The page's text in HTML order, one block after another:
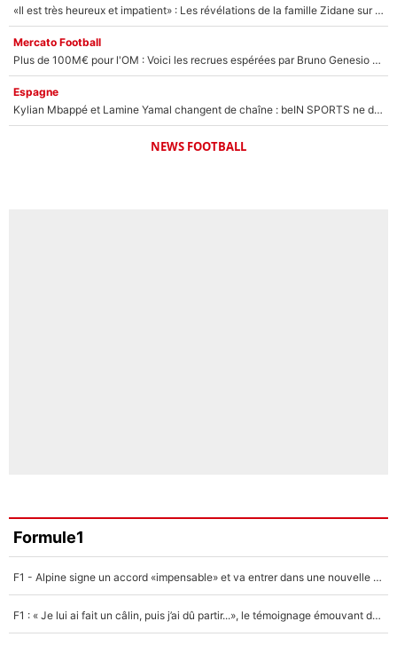
«Il est très heureux et impatient» : Les révélations de la famille Zidane sur sa prise de pouvoir en équipe de France !
Mercato Football
Plus de 100M€ pour l'OM : Voici les recrues espérées par Bruno Genesio et Grégory Lorenzi après l’opération dégraissage
Espagne
Kylian Mbappé et Lamine Yamal changent de chaîne : beIN SPORTS ne digère pas cette décision historique et prédit un fiasco pour la Liga
NEWS FOOTBALL
Formule1
F1 - Alpine signe un accord «impensable» et va entrer dans une nouvelle dimension : Grande nouvelle pour Pierre Gasly !
F1 : « Je lui ai fait un câlin, puis j’ai dû partir...», le témoignage émouvant de Max Verstappen sur sa fille